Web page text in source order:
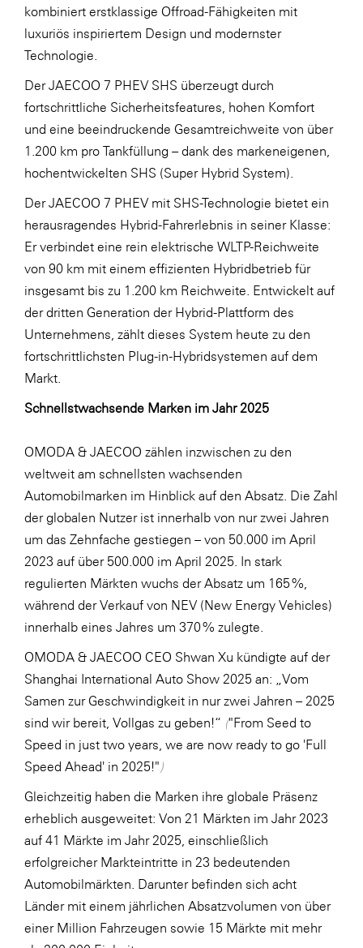
kombiniert erstklassige Offroad-Fähigkeiten mit
luxuriös inspiriertem Design und modernster
Technologie.
Der JAECOO 7 PHEV SHS überzeugt durch
fortschrittliche Sicherheitsfeatures, hohen Komfort
und eine beeindruckende Gesamtreichweite von über
1.200 km pro Tankfüllung – dank des markeneigenen,
hochentwickelten SHS (Super Hybrid System).
Der JAECOO 7 PHEV mit SHS-Technologie bietet ein
herausragendes Hybrid-Fahrerlebnis in seiner Klasse:
Er verbindet eine rein elektrische WLTP-Reichweite
von 90 km mit einem effizienten Hybridbetrieb für
insgesamt bis zu 1.200 km Reichweite. Entwickelt auf
der dritten Generation der Hybrid-Plattform des
Unternehmens, zählt dieses System heute zu den
fortschrittlichsten Plug-in-Hybridsystemen auf dem
Markt.
Schnellstwachsende Marken im Jahr 2025
OMODA & JAECOO zählen inzwischen zu den
weltweit am schnellsten wachsenden
Automobilmarken im Hinblick auf den Absatz. Die Zahl
der globalen Nutzer ist innerhalb von nur zwei Jahren
um das Zehnfache gestiegen – von 50.000 im April
2023 auf über 500.000 im April 2025. In stark
regulierten Märkten wuchs der Absatz um 165 %,
während der Verkauf von NEV (New Energy Vehicles)
innerhalb eines Jahres um 370 % zulegte.
OMODA & JAECOO CEO Shwan Xu kündigte auf der
Shanghai International Auto Show 2025 an: „Vom
Samen zur Geschwindigkeit in nur zwei Jahren – 2025
sind wir bereit, Vollgas zu geben!“ ("From Seed to
Speed in just two years, we are now ready to go 'Full
Speed Ahead' in 2025!")
Gleichzeitig haben die Marken ihre globale Präsenz
erheblich ausgeweitet: Von 21 Märkten im Jahr 2023
auf 41 Märkte im Jahr 2025, einschließlich
erfolgreicher Markteintritte in 23 bedeutenden
Automobilmärkten. Darunter befinden sich acht
Länder mit einem jährlichen Absatzvolumen von über
einer Million Fahrzeugen sowie 15 Märkte mit mehr